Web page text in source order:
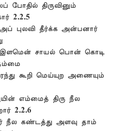
போதில் திருவினும்
2.2.5
புலவி தீர்க்க அன்பனார்
இளமென் சாயல் பொன் கொடி
கூறி மெய்யுற அணையும்
எம்மைத் திரு நீல
2.2.6
நீல கண்டத்து அளவு தாம்